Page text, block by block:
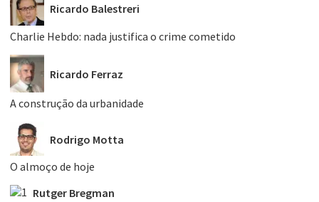
Ricardo Balestreri
Charlie Hebdo: nada justifica o crime cometido
Ricardo Ferraz
A construção da urbanidade
Rodrigo Motta
O almoço de hoje
Rutger Bregman